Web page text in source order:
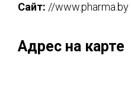
Сайт: //www.pharma.by
Адрес на карте